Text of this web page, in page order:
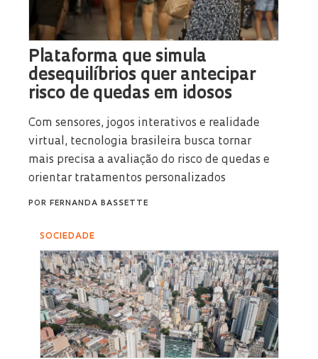
Plataforma que simula
desequilíbrios quer antecipar
risco de quedas em idosos
Com sensores, jogos interativos e realidade
virtual, tecnologia brasileira busca tornar
mais precisa a avaliação do risco de quedas e
orientar tratamentos personalizados
POR FERNANDA BASSETTE
SOCIEDADE